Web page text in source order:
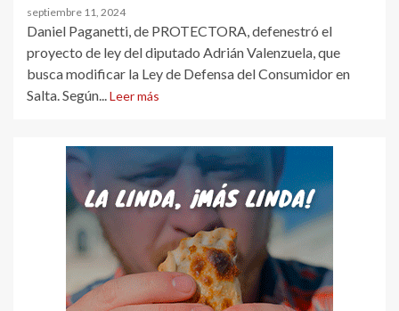
septiembre 11, 2024
Daniel Paganetti, de PROTECTORA, defenestró el
proyecto de ley del diputado Adrián Valenzuela, que
busca modificar la Ley de Defensa del Consumidor en
Salta. Según... Leer más